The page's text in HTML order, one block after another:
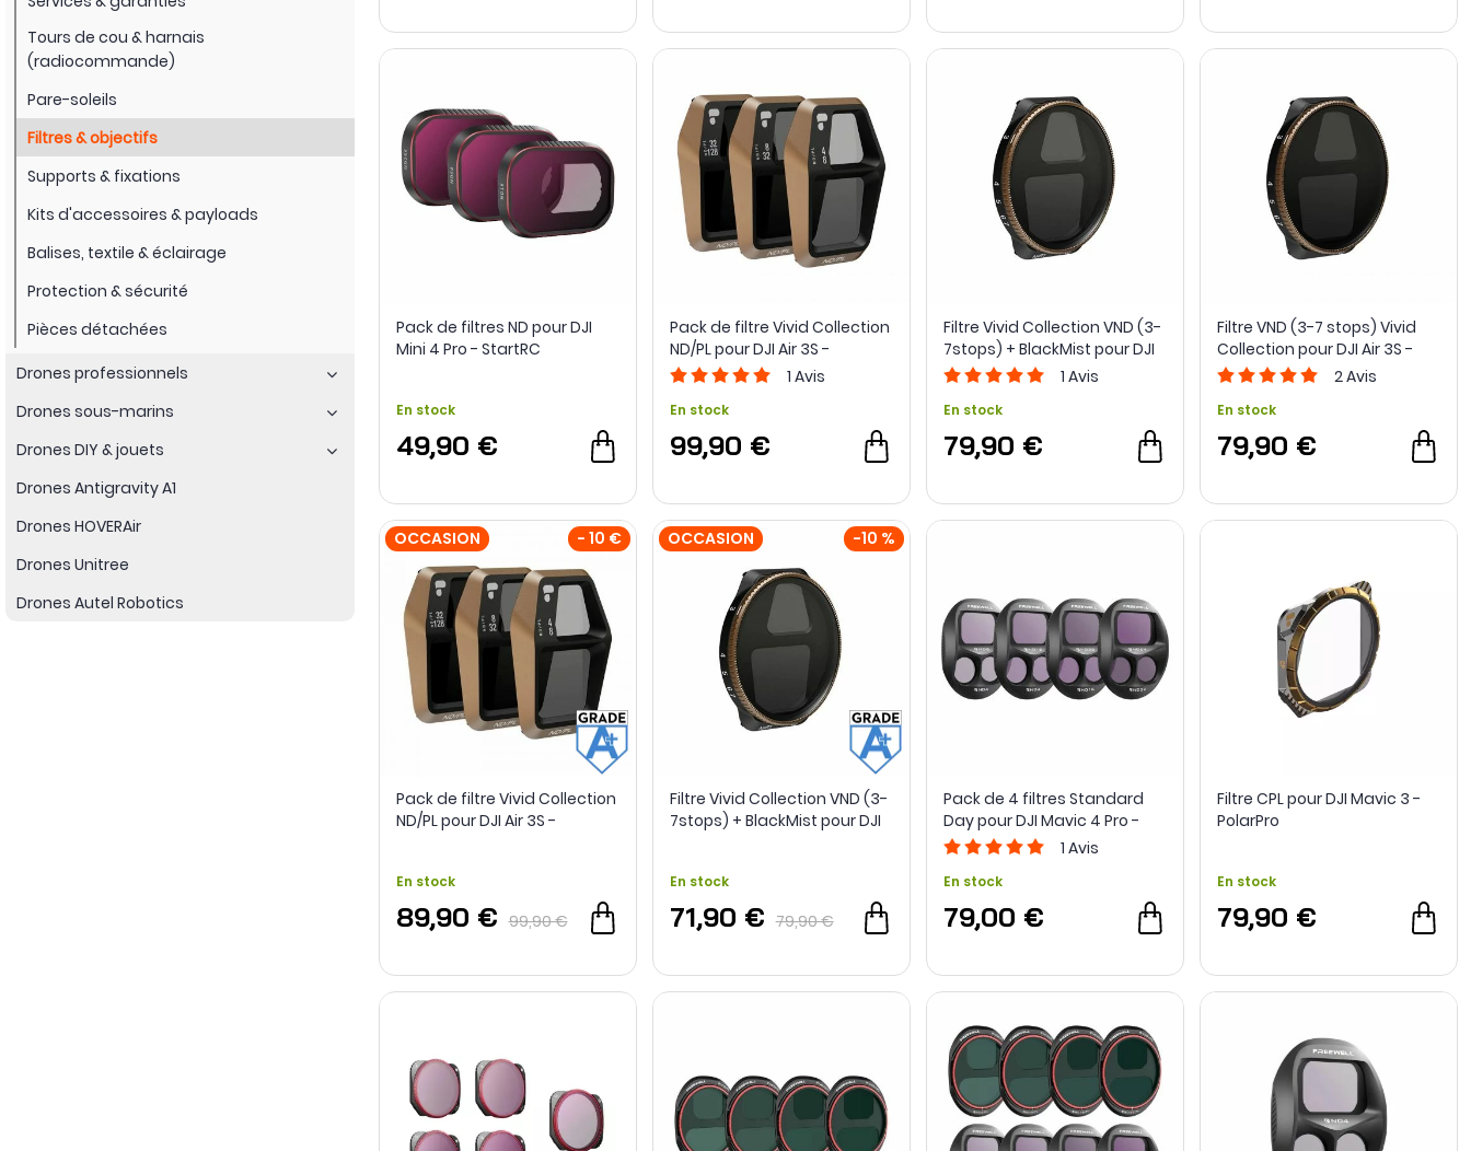
Tours de cou & harnais
(radiocommande)
Pare-soleils
Filtres & objectifs
Supports & fixations
Kits d'accessoires & payloads
Balises, textile & éclairage
Protection & sécurité
Pièces détachées
Drones professionnels
Drones sous-marins
Drones DIY & jouets
Drones Antigravity A1
Drones HOVERAir
Drones Unitree
Drones Autel Robotics
Pack de filtres ND pour DJI
Mini 4 Pro - StartRC
En stock
49,90 €
Pack de filtre Vivid Collection
ND/PL pour DJI Air 3S -
PolarPro
1 Avis
En stock
99,90 €
Filtre Vivid Collection VND (3-
7stops) + BlackMist pour DJI
Air 3S - PolarPro 1 Avis
En stock
79,90 €
Filtre VND (3-7 stops) Vivid
Collection pour DJI Air 3S -
PolarPro
2Avis
En stock
79,90 €
OCCASION - 10 €
Pack de filtre Vivid Collection
ND/PL pour DJI Air 3S -
En stock
89,90 € 99,90 €
OCCASION -10 %
Filtre Vivid Collection VND (3-
7stops) + BlackMist pour DJI
En stock
71,90 € 79,90 €
Pack de 4 filtres Standard
Day pour DJI Mavic 4 Pro -
Freewell
1 Avis
En stock
79,00 €
Filtre CPL pour DJI Mavic 3 -
PolarPro
En stock
79,90 €